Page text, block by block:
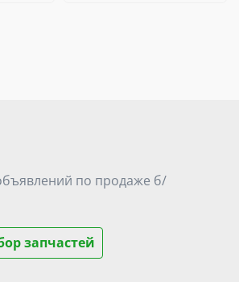
по продаже б/
запчастей